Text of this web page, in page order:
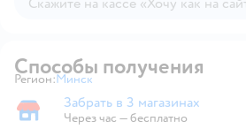
Скажите на кассе «Хочу как на
Способы получения
Регион: Выбор адреса доставки.
Минск
Забрать в магазине
Забрать в 3 магазинах
Через час — бесплатно